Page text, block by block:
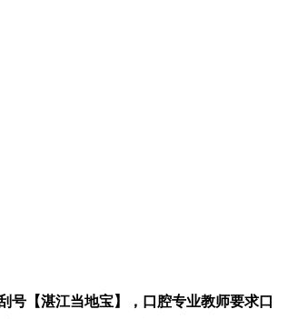
【湛江当地宝】，口腔专业教师要求口